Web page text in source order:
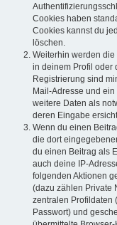
Cookies haben
Cookies kannst du
löschen.
Weiterhin werden die
in deinem Profil oder
Registrierung sind
Mail-Adresse und
weitere Daten als
deren Eingabe
Wenn du einen
die dort
du einen Beitrag als
auch deine IP-
folgenden Aktionen
(dazu zählen Private
zentralen Profildaten
Passwort) und